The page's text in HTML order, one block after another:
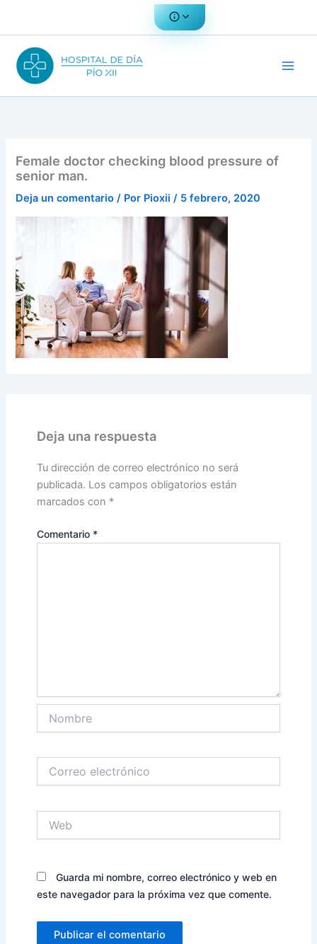
Female doctor checking blood pressure of
senior man.
Deja un comentario / Por Pioxii/ 5 febrero, 2020
Deja una respuesta
Tu dirección de correo electrónico no será
publicada. Los campos obligatorios están
marcados con *
Comentario *
electrónico
Guarda mi nombre, correo electrónico y web en
este navegador para la próxima vez que comente.